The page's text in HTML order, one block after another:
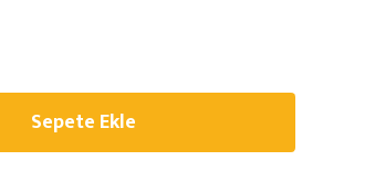
Sepete Ekle